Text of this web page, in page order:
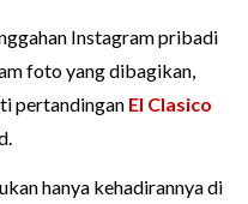
Instagram pribadi
foto yang dibagikan,
pertandingan El Clasico
hanya kehadirannya di